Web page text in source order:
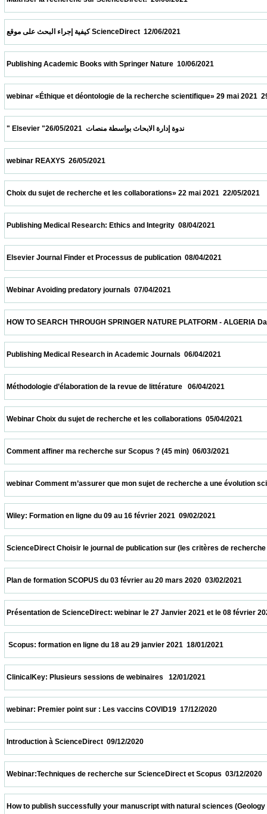
كيفية إجراء البحث على موقع ScienceDirect  12/06/2021
Publishing Academic Books with Springer Nature  10/06/2021
webinar «Éthique et déontologie de la recherche scientifique» 29
webinar REAXYS  26/05/2021
Choix du sujet de recherche et les collaborations» 22 mai 2021
Publishing Medical Research: Ethics and Integrity  08/04/2021
Elsevier Journal Finder et Processus de publication  08/04/
Webinar Avoiding predatory journals  07/04/2021
HOW TO SEARCH THROUGH SPRINGER NATURE PLATFORM -
Publishing Medical Research in Academic Journals  06/04/
Méthodologie d’élaboration de la revue de littérature   06/04/
Webinar Choix du sujet de recherche et les collaborations  05/
Comment affiner ma recherche sur Scopus ? (45 min)  06/03/
webinar Comment m’assurer que mon sujet de recherche a une
Wiley: Formation en ligne du 09 au 16 février 2021  09/02/2021
ScienceDirect Choisir le journal de publication sur (les critères de
Plan de formation SCOPUS du 03 février au 20 mars 2020  03/
Présentation de ScienceDirect: webinar le 27 Janvier 2021 et le 08
Scopus: formation en ligne du 18 au 29 janvier 2021  18/01/
ClinicalKey: Plusieurs sessions de webinaires   12/01/2021
webinar: Premier point sur : Les vaccins COVID19  17/12/2020
Introduction à ScienceDirect  09/12/2020
Webinar:Techniques de recherche sur ScienceDirect et Scopus
How to publish successfully your manuscript with natural sciences